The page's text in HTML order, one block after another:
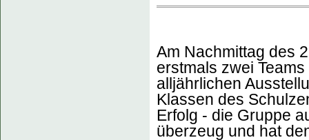
Am Nachmittag des
erstmals zwei
alljährlichen
Klassen des
Erfolg - die Gruppe
überzeug und hat